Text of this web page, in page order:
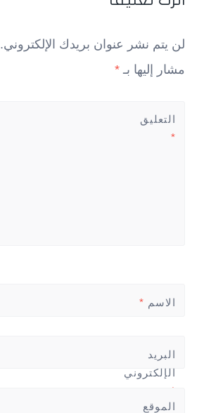
لن يتم نشر عنوان بريدك الإلكتروني.
مشار إليها بـ *
التعليق
*
الاسم *
البريد
الإلكتروني
*
الموقع